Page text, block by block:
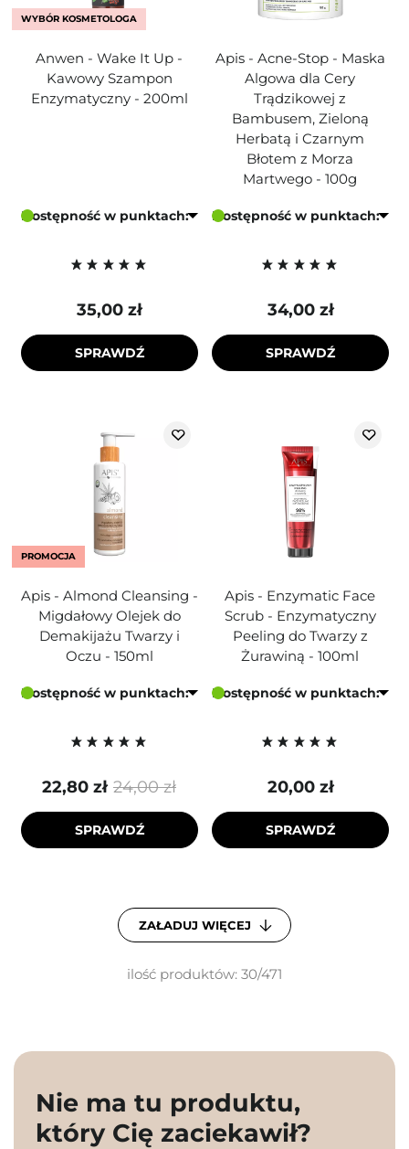
WYBÓR KOSMETOLOGA
Anwen - Wake It Up -
Kawowy Szampon
Enzymatyczny - 200ml
Dostępność w punktach:
35,00 zł
SPRAWDŹ
Apis - Acne-Stop - Maska
Algowa dla Cery
Trądzikowej z
Bambusem, Zieloną
Herbatą i Czarnym
Błotem z Morza
Martwego - 100g
Dostępność w punktach:
34,00 zł
SPRAWDŹ
PROMOCJA
Apis - Almond Cleansing -
Migdałowy Olejek do
Demakijażu Twarzy i
Oczu - 150ml
Dostępność w punktach:
24,00 zł
22,80 zł
SPRAWDŹ
Apis - Enzymatic Face
Scrub - Enzymatyczny
Peeling do Twarzy z
Żurawiną - 100ml
Dostępność w punktach:
20,00 zł
SPRAWDŹ
ZAŁADUJ WIĘCEJ
ilość produktów: 30/471
Nie ma tu produktu,
który Cię zaciekawił?